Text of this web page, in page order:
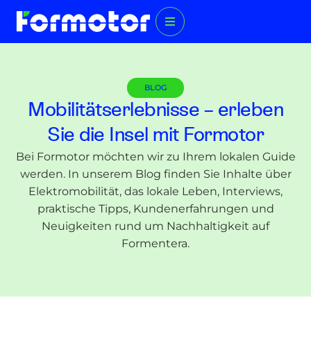
BLOG
Mobilitätserlebnisse – erleben
Sie die Insel mit Formotor
Bei Formotor möchten wir zu Ihrem lokalen Guide
werden. In unserem Blog finden Sie Inhalte über
Elektromobilität, das lokale Leben, Interviews,
praktische Tipps, Kundenerfahrungen und
Neuigkeiten rund um Nachhaltigkeit auf
Formentera.